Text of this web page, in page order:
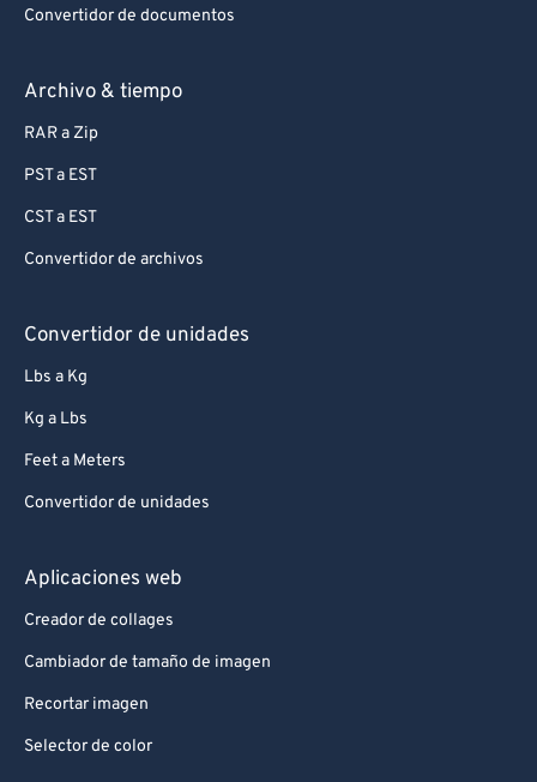
Convertidor de documentos
Archivo & tiempo
RAR a Zip
PST a EST
CST a EST
Convertidor de archivos
Convertidor de unidades
Lbs a Kg
Kg a Lbs
Feet a Meters
Convertidor de unidades
Aplicaciones web
Creador de collages
Cambiador de tamaño de imagen
Recortar imagen
Selector de color